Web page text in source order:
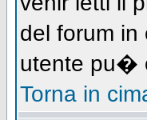
del forum
utente pu�
Torna in